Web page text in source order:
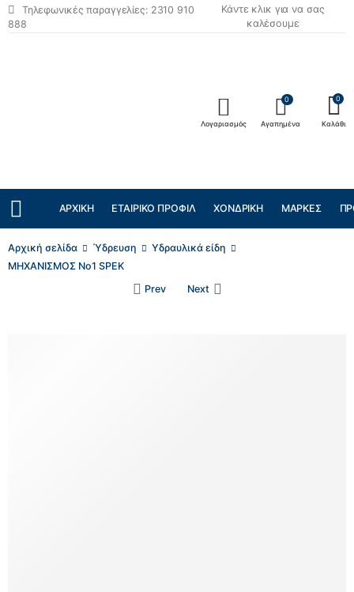
Τηλεφωνικές παραγγελίες: 2310 910
888
Κάντε κλικ για να σας
καλέσουμε
Λογαριασμός
0
Αγαπημένα
0
Καλάθι
ΑΡΧΙΚΉ ΕΤΑΙΡΙΚΌ ΠΡΟΦΊΛ ΧΟΝΔΡΙΚΉ ΜΆΡΚΕΣ
Αρχική σελίδα Ύδρευση
Υδραυλικά είδη
ΜΗΧΑΝΙΣΜΟΣ Νο1 SPEK
Prev
Next